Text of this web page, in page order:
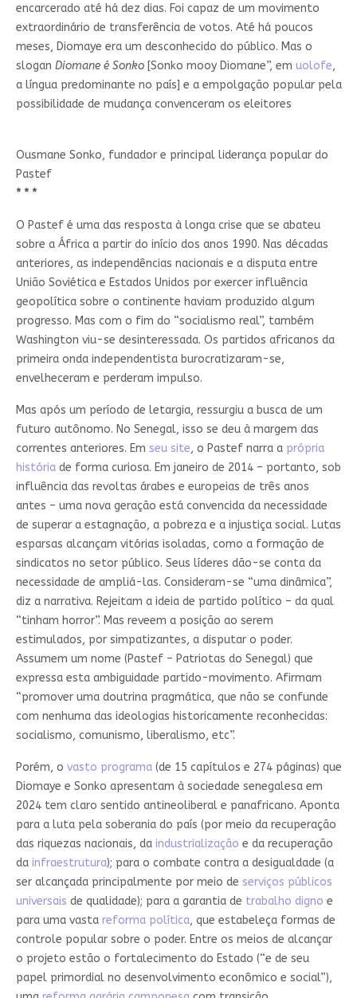
encarcerado até há dez dias. Foi capaz de um movimento
extraordinário de transferência de votos. Até há poucos
meses, Diomaye era um desconhecido do público. Mas o
slogan Diomane é Sonko [Sonko mooy Diomane”, em uolofe,
a língua predominante no país] e a empolgação popular pela
possibilidade de mudança convenceram os eleitores
Ousmane Sonko, fundador e principal liderança popular do
Pastef
* * *
O Pastef é uma das resposta à longa crise que se abateu
sobre a África a partir do início dos anos 1990. Nas décadas
anteriores, as independências nacionais e a disputa entre
União Soviética e Estados Unidos por exercer influência
geopolítica sobre o continente haviam produzido algum
progresso. Mas com o fim do “socialismo real”, também
Washington viu-se desinteressada. Os partidos africanos da
primeira onda independentista burocratizaram-se,
envelheceram e perderam impulso.
Mas após um período de letargia, ressurgiu a busca de um
futuro autônomo. No Senegal, isso se deu à margem das
correntes anteriores. Em seu site, o Pastef narra a própria
históriade forma curiosa. Em janeiro de 2014 – portanto, sob
influência das revoltas árabes e europeias de três anos
antes – uma nova geração está convencida da necessidade
de superar a estagnação, a pobreza e a injustiça social. Lutas
esparsas alcançam vitórias isoladas, como a formação de
sindicatos no setor público. Seus líderes dão-se conta da
necessidade de ampliá-las. Consideram-se “uma dinâmica”,
diz a narrativa. Rejeitam a ideia de partido político – da qual
“tinham horror”. Mas reveem a posição ao serem
estimulados, por simpatizantes, a disputar o poder.
Assumem um nome (Pastef – Patriotas do Senegal) que
expressa esta ambiguidade partido-movimento. Afirmam
“promover uma doutrina pragmática, que não se confunde
com nenhuma das ideologias historicamente reconhecidas:
socialismo, comunismo, liberalismo, etc”.
Porém, o vasto programa(de 15 capítulos e 274 páginas) que
Diomaye e Sonko apresentam à sociedade senegalesa em
2024 tem claro sentido antineoliberal e panafricano. Aponta
para a luta pela soberania do país (por meio da recuperação
das riquezas nacionais, da industrialização e da recuperação
da infraestrutura); para o combate contra a desigualdade (a
ser alcançada principalmente por meio de serviços públicos
universais de qualidade); para a garantia de trabalho digno e
para uma vasta reforma política, que estabeleça formas de
controle popular sobre o poder. Entre os meios de alcançar
o projeto estão o fortalecimento do Estado (“e de seu
papel primordial no desenvolvimento econômico e social”),